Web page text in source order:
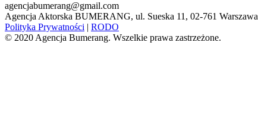
agencjabumerang@gmail.com
Agencja Aktorska BUMERANG, ul. Sueska 11, 02-761 Warszawa
Polityka Prywatności | RODO
© 2020 Agencja Bumerang. Wszelkie prawa zastrzeżone.